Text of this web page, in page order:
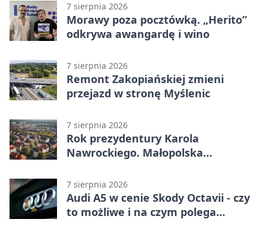
7 sierpnia 2026
Morawy poza pocztówką. „Herito”
odkrywa awangardę i wino
7 sierpnia 2026
Remont Zakopiańskiej zmieni
przejazd w stronę Myślenic
7 sierpnia 2026
Rok prezydentury Karola
Nawrockiego. Małopolska
7 sierpnia 2026
Audi A5 w cenie Skody Octavii - czy
to możliwe i na czym polega